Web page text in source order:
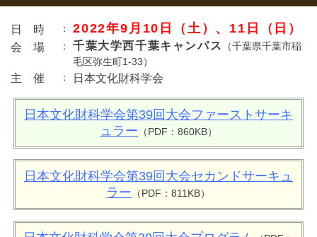
日時 ： 2022年9月10日（土）、11日（日）
会場 ： 千葉大学西千葉キャンパス
（千葉県千葉市稲
毛区弥生町1-33）
主催 ： 日本文化財科学会
日本文化財科学会第39回大会ファーストサーキ
ュラー （PDF：860KB）
日本文化財科学会第39回大会セカンドサーキュ
ラー （PDF：811KB）